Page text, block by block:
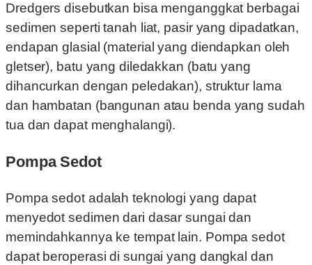
Dredgers disebutkan bisa menganggkat berbagai
sedimen seperti tanah liat, pasir yang dipadatkan,
endapan glasial (material yang diendapkan oleh
gletser), batu yang diledakkan (batu yang
dihancurkan dengan peledakan), struktur lama
dan hambatan (bangunan atau benda yang sudah
tua dan dapat menghalangi).
Pompa Sedot
Pompa sedot adalah teknologi yang dapat
menyedot sedimen dari dasar sungai dan
memindahkannya ke tempat lain. Pompa sedot
dapat beroperasi di sungai yang dangkal dan